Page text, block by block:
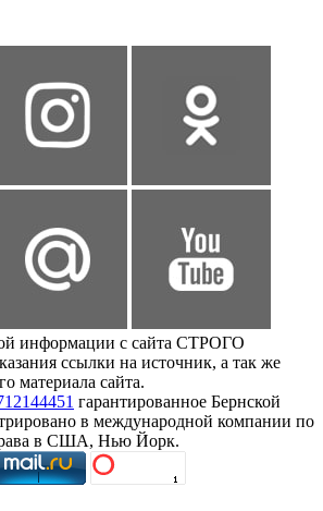
информации с сайта СТРОГО
ссылки на источник, а так же
материала сайта.
гарантированное Бернской
в международной компании по
в США, Нью Йорк.